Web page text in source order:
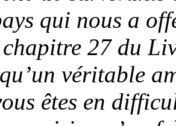
qui nous a
27 du
véritable
êtes en